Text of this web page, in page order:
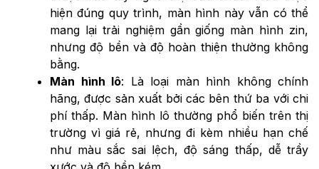
hiện đúng quy trình, màn hình này vẫn có thể
mang lại trải nghiệm gần giống màn hình zin,
nhưng độ bền và độ hoàn thiện thường không
bằng.
Màn hình lô: Là loại màn hình không chính
hãng, được sản xuất bởi các bên thứ ba với chi
phí thấp. Màn hình lô thường phổ biến trên thị
trường vì giá rẻ, nhưng đi kèm nhiều hạn chế
như màu sắc sai lệch, độ sáng thấp, dễ trầy